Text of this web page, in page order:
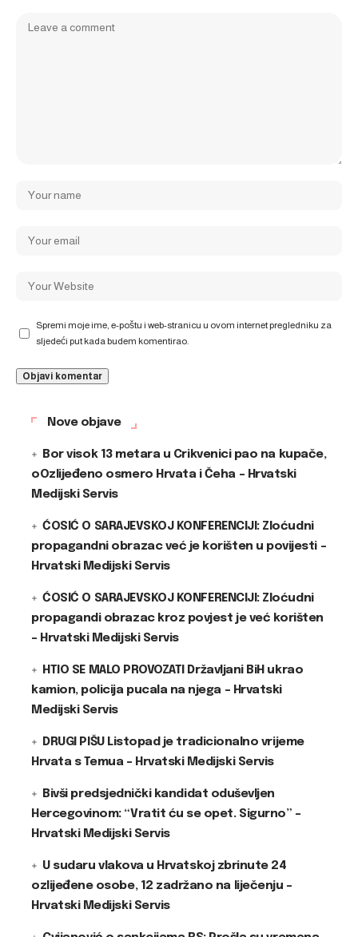
Spremi moje ime, e-poštu i web-stranicu u ovom internet pregledniku za
sljedeći put kada budem komentirao.
Nove objave
Bor visok 13 metara u Crikvenici pao na kupače,
oOzlijeđeno osmero Hrvata i Čeha – Hrvatski
Medijski Servis
ĆOSIĆ O SARAJEVSKOJ KONFERENCIJI: Zloćudni
propagandni obrazac već je korišten u povijesti –
Hrvatski Medijski Servis
ĆOSIĆ O SARAJEVSKOJ KONFERENCIJI: Zloćudni
propagandi obrazac kroz povjest je već korišten
– Hrvatski Medijski Servis
HTIO SE MALO PROVOZATI Državljani BiH ukrao
kamion, policija pucala na njega – Hrvatski
Medijski Servis
DRUGI PIŠU Listopad je tradicionalno vrijeme
Hrvata s Temua – Hrvatski Medijski Servis
Bivši predsjednički kandidat oduševljen
Hercegovinom: “Vratit ću se opet. Sigurno” –
Hrvatski Medijski Servis
U sudaru vlakova u Hrvatskoj zbrinute 24
ozlijeđene osobe, 12 zadržano na liječenju –
Hrvatski Medijski Servis